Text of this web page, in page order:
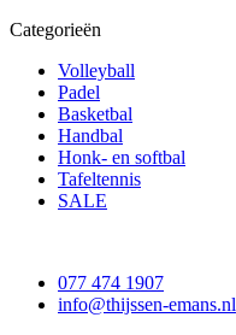
Categorieën
Volleyball
Padel
Basketbal
Handbal
Honk- en softbal
Tafeltennis
SALE
077 474 1907
info@thijssen-emans.nl